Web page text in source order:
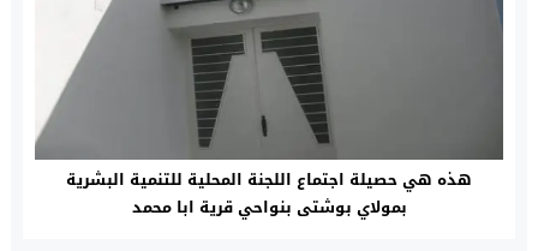
هذه هي حصيلة اجتماع اللجنة المحلية للتنمية البشرية
بمولاي بوشتى بنواحي قرية ابا محمد